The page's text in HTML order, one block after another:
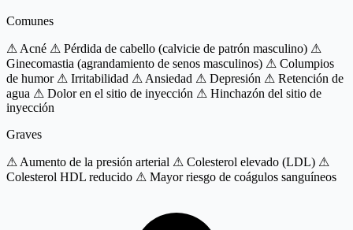
Comunes
⚠ Acné ⚠ Pérdida de cabello (calvicie de patrón masculino) ⚠
Ginecomastia (agrandamiento de senos masculinos) ⚠ Columpios
de humor⚠ Irritabilidad ⚠ Ansiedad ⚠ Depresión ⚠ Retención de
agua ⚠ Dolor en el sitio de inyección ⚠ Hinchazón del sitio de
inyección
Graves
⚠ Aumento de la presión arterial ⚠ Colesterol elevado (LDL) ⚠
Colesterol HDL reducido ⚠ Mayor riesgo de coágulos sanguíneos